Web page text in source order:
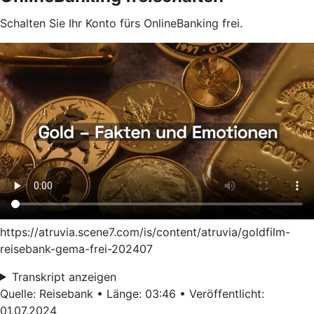
Schalten Sie Ihr Konto fürs OnlineBanking frei.
https://atruvia.scene7.com/is/content/atruvia/goldfilm-
reisebank-gema-frei-202407
Transkript anzeigen
Quelle: Reisebank • Länge: 03:46 • Veröffentlicht:
01.07.2024